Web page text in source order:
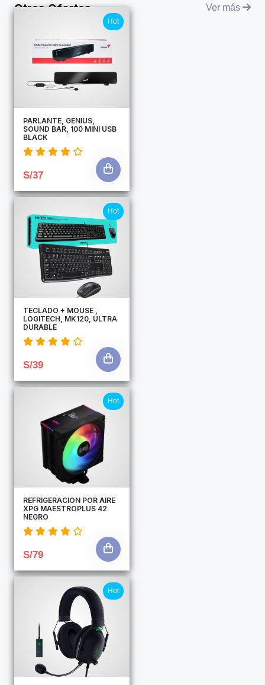
Otras Ofertas Ver más
Hot
PARLANTE, GENIUS,
SOUND BAR, 100 MINI USB
BLACK
S/37
Hot
TECLADO + MOUSE ,
LOGITECH, MK120, ULTRA
DURABLE
S/39
Hot
REFRIGERACION POR AIRE
XPG MAESTROPLUS 42
NEGRO
S/79
Hot